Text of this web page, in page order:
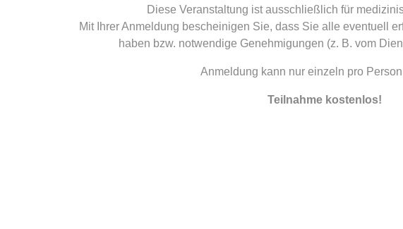
Diese Veranstaltung ist ausschließlich für
Mit Ihrer Anmeldung bescheinigen Sie, dass Sie alle eventuell
haben bzw. notwendige Genehmigungen (z. B. vom
Anmeldung kann nur einzeln pro
Teilnahme kostenlos!